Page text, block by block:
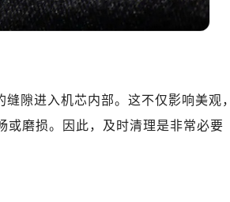
隙进入机芯内部。这不仅影响美观，
或磨损。因此，及时清理是非常必要